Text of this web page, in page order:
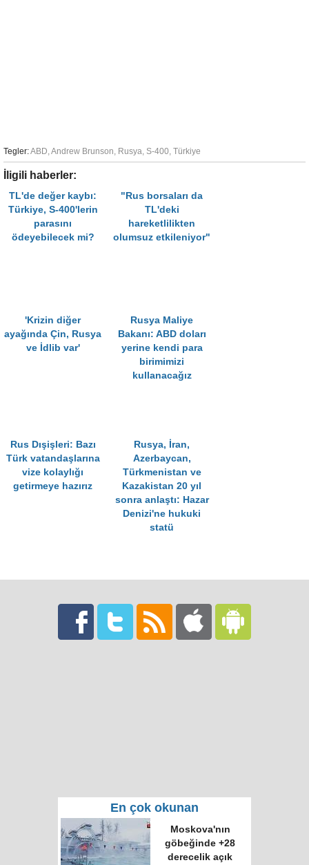
Tegler:ABD,Andrew Brunson, Rusya, S-400, Türkiye
İligili haberler:
TL'de değer kaybı:
Türkiye, S-400'lerin
parasını
ödeyebilecek mi?
"Rus borsaları da
TL'deki
hareketlilikten
olumsuz etkileniyor"
'Krizin diğer
ayağında Çin, Rusya
ve İdlib var'
Rusya Maliye
Bakanı: ABD doları
yerine kendi para
birimimizi
kullanacağız
Rus Dışişleri: Bazı
Türk vatandaşlarına
vize kolaylığı
getirmeye hazırız
Rusya, İran,
Azerbaycan,
Türkmenistan ve
Kazakistan 20 yıl
sonra anlaştı: Hazar
Denizi'ne hukuki
statü
En çok okunan
Moskova'nın
göbeğinde +28
derecelik açık